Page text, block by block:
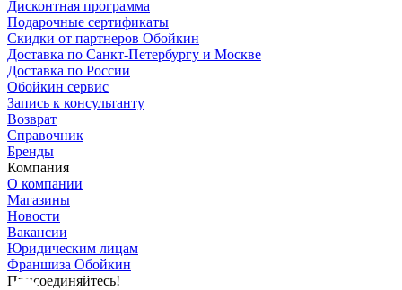
Дисконтная программа
Подарочные сертификаты
Скидки от партнеров Обойкин
Доставка по Санкт-Петербургу и Москве
Доставка по России
Обойкин сервис
Запись к консультанту
Возврат
Справочник
Бренды
Компания
О компании
Магазины
Новости
Вакансии
Юридическим лицам
Франшиза Обойкин
Присоединяйтесь!